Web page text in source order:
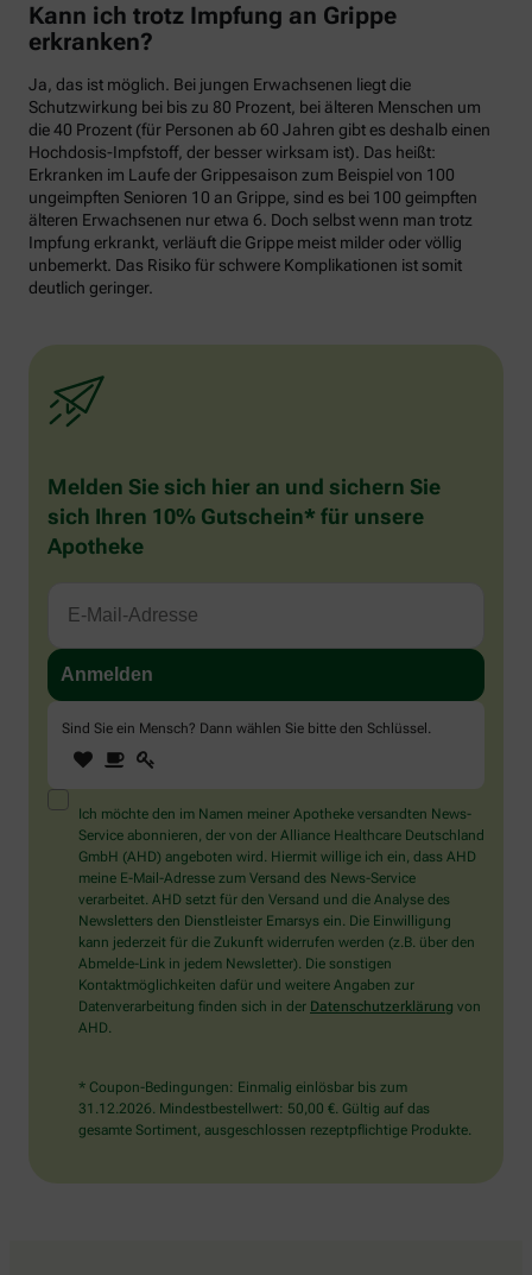
Kann ich trotz Impfung an Grippe
erkranken?
Ja, das ist möglich. Bei jungen Erwachsenen liegt die
Schutzwirkung bei bis zu 80 Prozent, bei älteren Menschen um
die 40 Prozent (für Personen ab 60 Jahren gibt es deshalb einen
Hochdosis-Impfstoff, der besser wirksam ist). Das heißt:
Erkranken im Laufe der Grippesaison zum Beispiel von 100
ungeimpften Senioren 10 an Grippe, sind es bei 100 geimpften
älteren Erwachsenen nur etwa 6. Doch selbst wenn man trotz
Impfung erkrankt, verläuft die Grippe meist milder oder völlig
unbemerkt. Das Risiko für schwere Komplikationen ist somit
deutlich geringer.
Melden Sie sich hier an und sichern Sie
sich Ihren 10% Gutschein* für unsere
Apotheke
Sind Sie ein Mensch? Dann wählen Sie bitte den Schlüssel .
Sind
Sie
ein
Mensch?
Dann
wählen
Sie
bitte
den
Schlüssel.
1 2
Ich möchte den im Namen meiner Apotheke versandten News-
Service abonnieren, der von der Alliance Healthcare Deutschland
GmbH (AHD) angeboten wird. Hiermit willige ich ein, dass AHD
meine E-Mail-Adresse zum Versand des News-Service
verarbeitet. AHD setzt für den Versand und die Analyse des
Newsletters den Dienstleister Emarsys ein. Die Einwilligung
kann jederzeit für die Zukunft widerrufen werden (z.B. über den
Abmelde-Link in jedem Newsletter). Die sonstigen
Kontaktmöglichkeiten dafür und weitere Angaben zur
Datenverarbeitung finden sich in der Datenschutzerklärung von
AHD.
* Coupon-Bedingungen: Einmalig einlösbar bis zum
31.12.2026. Mindestbestellwert: 50,00 €. Gültig auf das
gesamte Sortiment, ausgeschlossen rezeptpflichtige Produkte.